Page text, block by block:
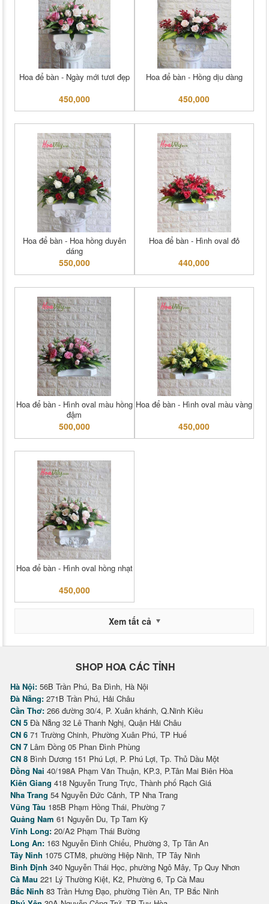
Hoa để bàn - Ngày mới tươi đẹp
450,000
Hoa để bàn - Hồng dịu dàng
450,000
Hoa để bàn - Hoa hồng duyên
dáng
550,000
Hoa để bàn - Hình oval đỏ
440,000
Hoa để bàn - Hình oval màu hồng
đậm
500,000
Hoa để bàn - Hình oval màu vàng
450,000
Hoa để bàn - Hình oval hồng nhạt
450,000
Xem tất cả
SHOP HOA CÁC TỈNH
Hà Nội: 56B Trần Phú, Ba Đình, Hà Nội
Đà Nẵng: 271B Trần Phú, Hải Châu
Cần Thơ: 266 đường 30/4, P. Xuân khánh, Q.Ninh Kiều
CN 5 Đà Nẵng 32 Lê Thanh Nghị, Quận Hải Châu
CN 6 71 Trường Chinh, Phường Xuân Phú, TP Huế
CN 7 Lâm Đồng 05 Phan Đình Phùng
CN 8 Bình Dương 151 Phú Lợi, P. Phú Lợi, Tp. Thủ Dầu Một
Đồng Nai 40/198A Phạm Văn Thuận, KP.3, P.Tân Mai Biên Hòa
Kiên Giang 418 Nguyễn Trung Trực, Thành phố Rạch Giá
Nha Trang 54 Nguyễn Đức Cảnh, TP Nha Trang
Vũng Tàu 185B Phạm Hồng Thái, Phường 7
Quảng Nam 61 Nguyễn Du, Tp Tam Kỳ
Vĩnh Long: 20/A2 Phạm Thái Bường
Long An: 163 Nguyễn Đình Chiểu, Phường 3, Tp Tân An
Tây Ninh 1075 CTM8, phường Hiệp Ninh, TP Tây Ninh
Bình Định 340 Nguyễn Thái Học, phường Ngô Mây, Tp Quy Nhơn
Cà Mau 221 Lý Thường Kiệt, K2, Phường 6, Tp Cà Mau
Bắc Ninh 83 Trần Hưng Đạo, phường Tiền An, TP Bắc Ninh